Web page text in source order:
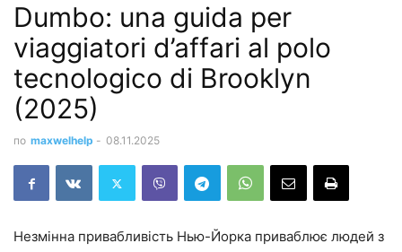
Dumbo: una guida per
viaggiatori d’affari al polo
tecnologico di Brooklyn
(2025)
по maxwelhelp - 08.11.2025
Незмінна привабливість Нью-Йорка приваблює людей з